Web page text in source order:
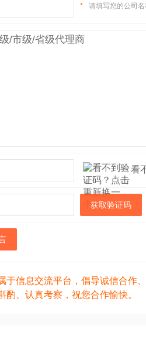
* 请填写您的公司
看
获取验证码
于信息交流平台，倡导诚信合作
酌、认真考察，祝您合作愉快。